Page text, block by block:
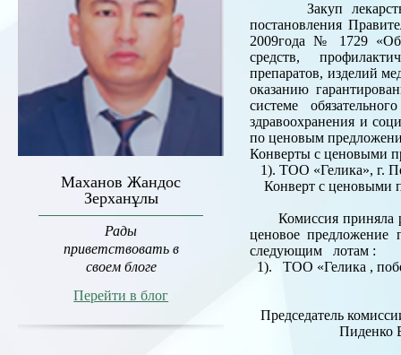
Маханов Жандос
Зерханұлы
Рады
приветствовать в
своем блоге
Перейти в блог
Закуп
постановления
2009года № 1729 «Об
средств,
препаратов, изделий
оказанию
системе
здравоохранения и
по ценовым
Конверты с ценовыми
1). ТОО «Гелика», г.
Конверт с ценовыми
Комиссия приняла
ценовое
следующим лотам :
1). ТОО «Гелика ,
Председатель
Пиденко